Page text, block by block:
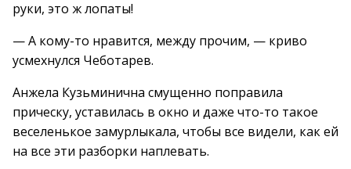
руки, это ж лопаты!
— А кому-то нравится, между прочим, — криво
усмехнулся Чеботарев.
Анжела Кузьминична смущенно поправила
прическу, уставилась в окно и даже что-то такое
веселенькое замурлыкала, чтобы все видели, как ей
на все эти разборки наплевать.